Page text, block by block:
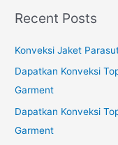
r
r
:
Recent Posts
Konveksi Jaket
Dapatkan Konveksi
Garment
Dapatkan Konveksi
Garment